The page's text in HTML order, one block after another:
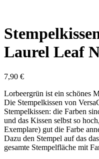
Laurel Leaf
7,90 €
Lorbeergrün ist ein schönes
Die Stempelkissen von
Stempelkissen: die Farben
und das Kissen selbst so
Exemplare) gut die Farbe
Dazu den Stempel auf das
gesamte Stempelfläche mit